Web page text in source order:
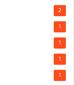
2
1
1
1
1